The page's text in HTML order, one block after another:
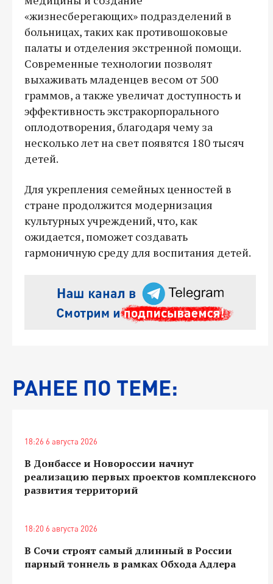
«жизнесберегающих» подразделений в
больницах, таких как противошоковые
палаты и отделения экстренной помощи.
Современные технологии позволят
выхаживать младенцев весом от 500
граммов, а также увеличат доступность и
эффективность экстракорпорального
оплодотворения, благодаря чему за
несколько лет на свет появятся 180 тысяч
детей.
Для укрепления семейных ценностей в
стране продолжится модернизация
культурных учреждений, что, как
ожидается, поможет создавать
гармоничную среду для воспитания детей.
РАНЕЕ ПО ТЕМЕ:
18:26 6 августа 2026
В Донбассе и Новороссии начнут
реализацию первых проектов комплексного
развития территорий
18:20 6 августа 2026
В Сочи строят самый длинный в России
парный тоннель в рамках Обхода Адлера